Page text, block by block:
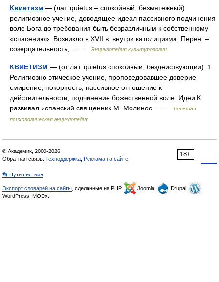
Квиетизм — (лат. quietus – спокойный, безмятежный)
религиозное учение, доводящее идеал пассивного подчинения
воле Бога до требования быть безразличным к собственному
«спасению». Возникло в ХVII в. внутри католицизма. Перен. –
созерцательность,… …
Энциклопедия культурологии
КВИЕТИЗМ — (от лат. quietus спокойный, бездействующий). 1.
Религиозно этическое учение, проповедовавшее доверие,
смирение, покорность, пассивное отношение к
действительности, подчинение божественной воле. Идеи К.
развивал испанский священник М. Молинос… …
Большая
психологическая энциклопедия
18+
© Академик, 2000-2026
Обратная связь: Техподдержка Реклама на сайте
👣 Путешествия
Экспорт словарей на сайты , сделанные на PHP, Joomla,
Drupal,
WordPress, MODx.